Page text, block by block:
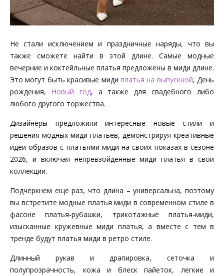
Не стали исключением и праздничные наряды, что вы
также сможете найти в этой длине. Самые модные
вечерние и коктейльные платья предложены в миди длине.
Это могут быть красивые миди платья на выпускной, День
рождения, Новый год, а также для свадебного либо
любого другого торжества.
Дизайнеры предложили интересные новые стили и
решения модных миди платьев, демонстрируя креативные
идеи образов с платьями миди на своих показах в сезоне
2026, и включая непревзойденные миди платья в свои
коллекции.
Подчеркнем еще раз, что длина – универсальна, поэтому
вы встретите модные платья миди в современном стиле в
фасоне платья-рубашки, трикотажные платья-миди,
изысканные кружевные миди платья, а вместе с тем в
тренде будут платья миди в ретро стиле.
Длинный рукав и драпировка, сеточка и
полупрозрачность, кожа и блеск пайеток, легкие и